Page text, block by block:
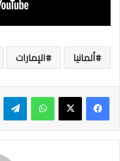
ألمانيا الإمارات
واتساب